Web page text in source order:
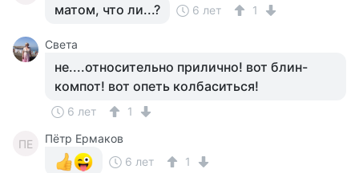
матом, что ли...? 6 лет 1
Света
не....относительно прилично! вот блин-
компот! вот опеть колбаситься!
6 лет 1
ПЕ
Пётр Ермаков
6 лет
1